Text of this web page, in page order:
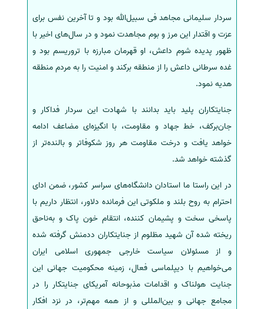
سردار سلیمانی مجاهد فی سبیل‌الله بود و تا آخرین نفس برای
عزت و اقتدار این مرز و بوم مجاهدت نمود و در سال‌های اخیر با
ظهور پدیده شوم داعش، او قهرمان مبارزه با تروریسم بود و
غده سرطانی داعش را از منطقه برکند و امنیت را به مردم منطقه
هدیه نمود.
جنایتکاران پلید باید بدانند با شهادت این سردار فداکار و
جان‌برکف، خط جهاد و مقاومت، با انگیزه‌ای مضاعف ادامه
خواهد یافت و درخت مقاومت هر روز شکوفاتر و بالنده‌تر از
گذشته خواهد شد.
در این راستا ما استادان دانشگاه‌های سراسر کشور، ضمن ادای
احترام به روح بلند و ملکوتی این فرمانده دلاور، انتظار داریم با
پاسخی سخت و پشیمان کننده، انتقام خون پاک و به‌ناحق
ریخته شده آن شهید مظلوم از جنایتکاران ددمنش گرفته شده
و از مسئولان سیاست خارجی جمهوری اسلامی ایران
می‌خواهیم با دیپلماسی فعال، زمینه محکومیت جهانی این
جنایت هولناک و اقدامات مذبوحانه آمریکای جنایتکار را در
مجامع جهانی و بین‌المللی و از همه مهم‌تر، در نزد افکار